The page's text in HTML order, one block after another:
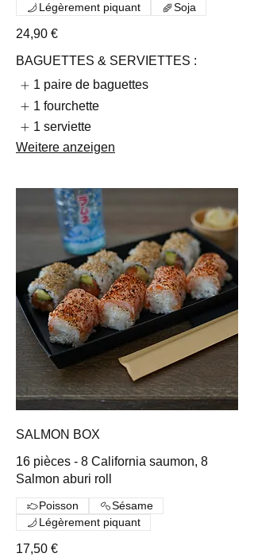
24,90 €
Légèrement piquant
Soja
BAGUETTES & SERVIETTES :
1 paire de baguettes
1 fourchette
1 serviette
Weitere anzeigen
SALMON BOX
16 pièces - 8 California saumon, 8
Salmon aburi roll
17,50 €
Poisson
Sésame
Légèrement piquant